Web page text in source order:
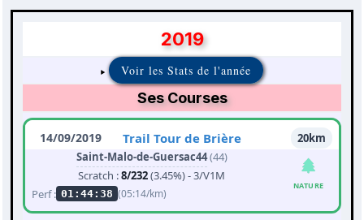
2019
Voir les Stats de l'année
Ses Courses
14/09/2019 Trail Tour de Brière
20km
Saint-Malo-de-Guersac44(44)
Scratch :8/232(3.45%) - 3/V1M
Perf : 01:44:38 (05:14/km)
NATURE